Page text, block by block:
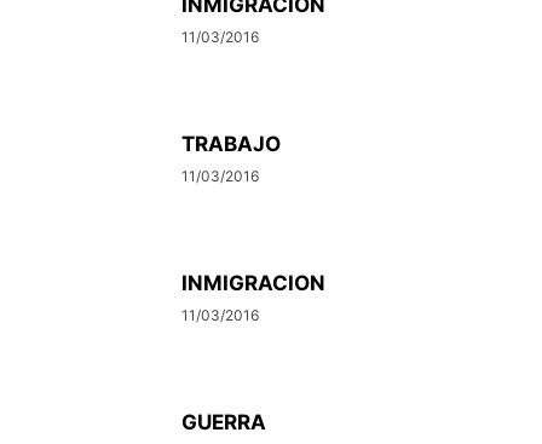
INMIGRACION
11/03/2016
TRABAJO
11/03/2016
INMIGRACION
11/03/2016
GUERRA